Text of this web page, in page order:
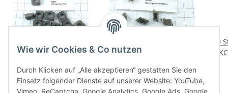
1004ZDFRGD4W K110M
Wendeplatten NOS .
W92
Kennametal Inserts
WP150-5
9
Wie wir Cookies & Co nutzen
Durch Klicken auf „Alle akzeptieren“ gestatten Sie den
Einsatz folgender Dienste auf unserer Website: YouTube,